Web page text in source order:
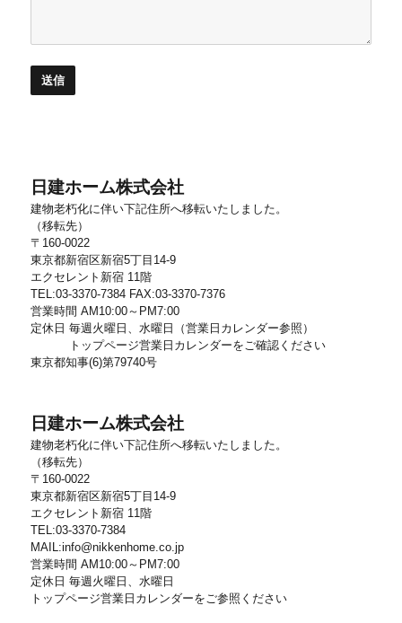
日建ホーム株式会社
建物老朽化に伴い下記住所へ移転いたしました。
（移転先）
〒160-0022
東京都新宿区新宿5丁目14-9
エクセレント新宿 11階
TEL:03-3370-7384 FAX:03-3370-7376
営業時間 AM10:00～PM7:00
定休日 毎週火曜日、水曜日（営業日カレンダー参照）
トップページ営業日カレンダーをご確認ください
東京都知事(6)第79740号
日建ホーム株式会社
建物老朽化に伴い下記住所へ移転いたしました。
（移転先）
〒160-0022
東京都新宿区新宿5丁目14-9
エクセレント新宿 11階
TEL:03-3370-7384
MAIL:info@nikkenhome.co.jp
営業時間 AM10:00～PM7:00
定休日 毎週火曜日、水曜日
トップページ営業日カレンダーをご参照ください